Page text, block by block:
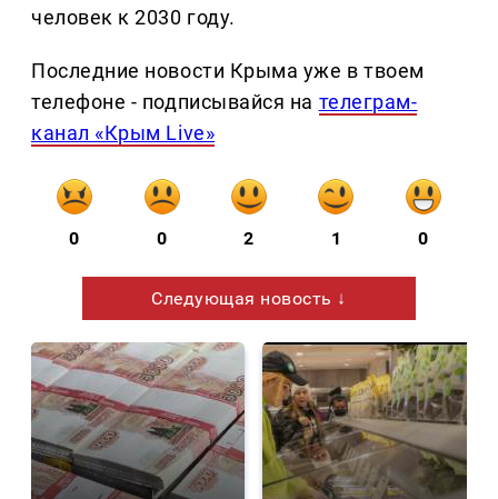
человек к 2030 году.
Последние новости Крыма уже в твоем
телефоне - подписывайся на телеграм-
канал «Крым Live»
0 0 2 1 0
Следующая новость ↓